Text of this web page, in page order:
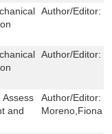
Author/Editor:
Author/Editor:
Assess
and
Author/Editor:
Moreno,Fiona